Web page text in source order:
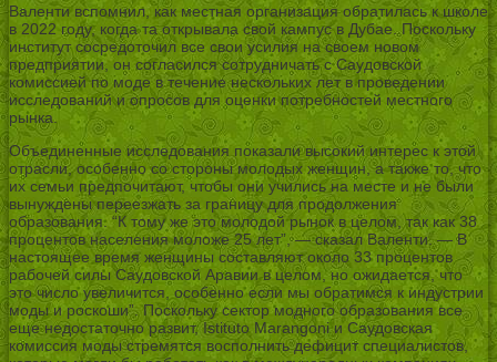
Валенти вспомнил, как местная организация обратилась к школе
в 2022 году, когда та открывала свой кампус в Дубае. Поскольку
институт сосредоточил все свои усилия на своем новом
предприятии, он согласился сотрудничать с Саудовской
комиссией по моде в течение нескольких лет в проведении
исследований и опросов для оценки потребностей местного
рынка.
Объединенные исследования показали высокий интерес к этой
отрасли, особенно со стороны молодых женщин, а также то, что
их семьи предпочитают, чтобы они учились на месте и не были
вынуждены переезжать за границу для продолжения
образования. “К тому же это молодой рынок в целом, так как 38
процентов населения моложе 25 лет”, — сказал Валенти. — В
настоящее время женщины составляют около 33 процентов
рабочей силы Саудовской Аравии в целом, но ожидается, что
это число увеличится, особенно если мы обратимся к индустрии
моды и роскоши”. Поскольку сектор модного образования все
еще недостаточно развит, Istituto Marangoni и Саудовская
комиссия моды стремятся восполнить дефицит специалистов,